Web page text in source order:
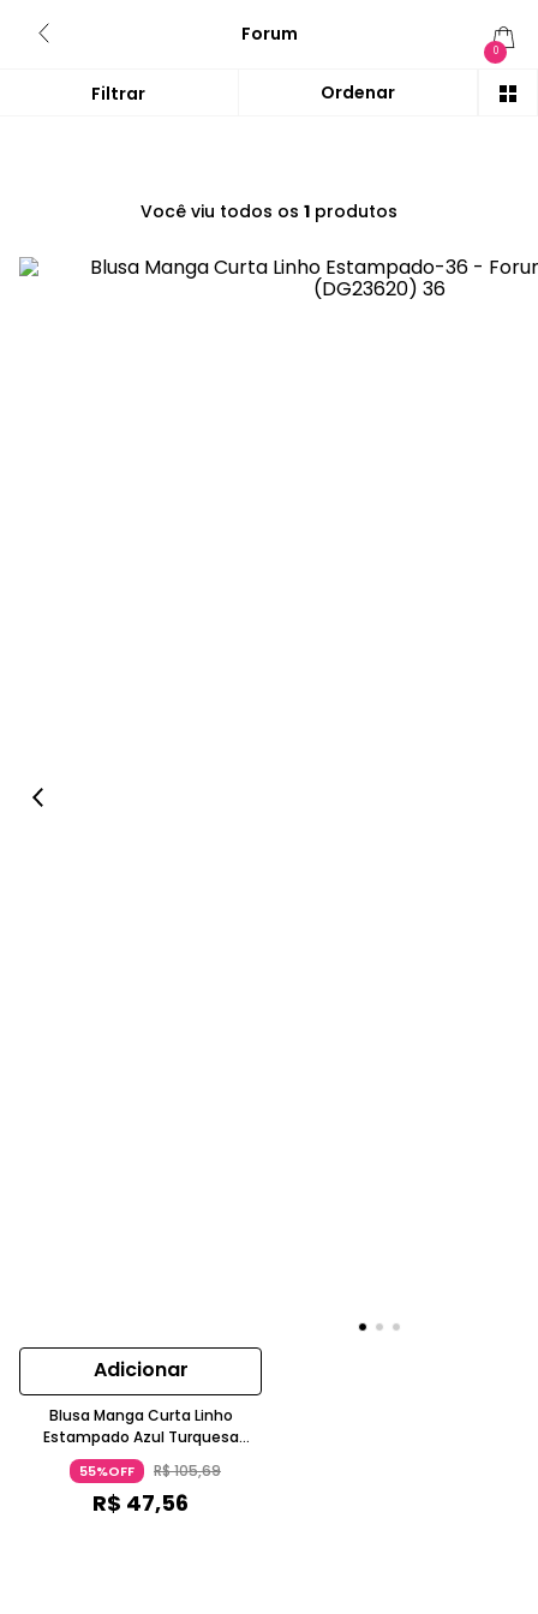
Forum
0
Você viu todos os 1 produtos
Adicionar
Blusa Manga Curta Linho
Estampado Azul Turquesa
Forum
55%OFF R$105,69
R$ 47,56